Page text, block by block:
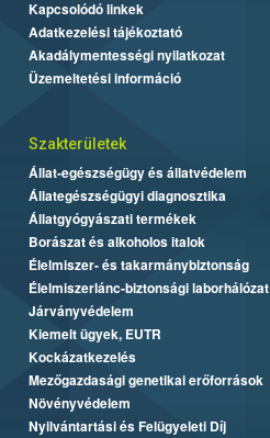
Kapcsolódó linkek
Adatkezelési tájékoztató
Akadálymentességi nyilatkozat
Üzemeltetési információ
Szakterületek
Állat-egészségügy és állatvédelem
Állategészségügyi diagnosztika
Állatgyógyászati termékek
Borászat és alkoholos italok
Élelmiszer- és takarmánybiztonság
Élelmiszerlánc-biztonsági laborhálózat
Járványvédelem
Kiemelt ügyek, EUTR
Kockázatkezelés
Mezőgazdasági genetikai erőforrások
Növényvédelem
Nyilvántartási és Felügyeleti Díj